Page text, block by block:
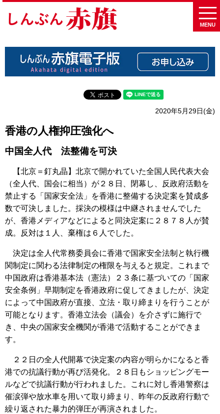
MENU
2020年5月29日(金)
香港の人権抑圧強化へ
中国全人代 法整備を可決
【北京＝釘丸晶】北京で開かれていた全国人民代表大会
（全人代、国会に相当）が２８日、閉幕し、反政府活動を
禁止する「国家安全法」を香港に整備する決定案を賛成多
数で可決しました。採決の模様は中継されませんでした
が、香港メディアなどによると同決定案に２８７８人が賛
成。反対は１人、棄権は６人でした。
決定は全人代常務委員会に香港で国家安全法制と執行機
関制定に関わる法律制定の権限を与えると規定。これまで
中国政府は香港基本法（憲法）２３条に基づいての「国家
安全条例」早期制定を香港政府に促してきましたが、決定
によって中国政府が直接、立法・取り締まりを行うことが
可能となります。香港立法会（議会）を介さずに施行で
き、中央の国家安全機関が香港で活動することができま
す。
２２日の全人代開幕で決定案の内容が明らかになると香
港での抗議行動が再び活発化。２８日もショッピングモー
ルなどで抗議行動が行われました。これに対し香港警察は
催涙弾や放水車を用いて取り締まり、昨年の反政府行動で
繰り返された暴力的弾圧が再演されました。